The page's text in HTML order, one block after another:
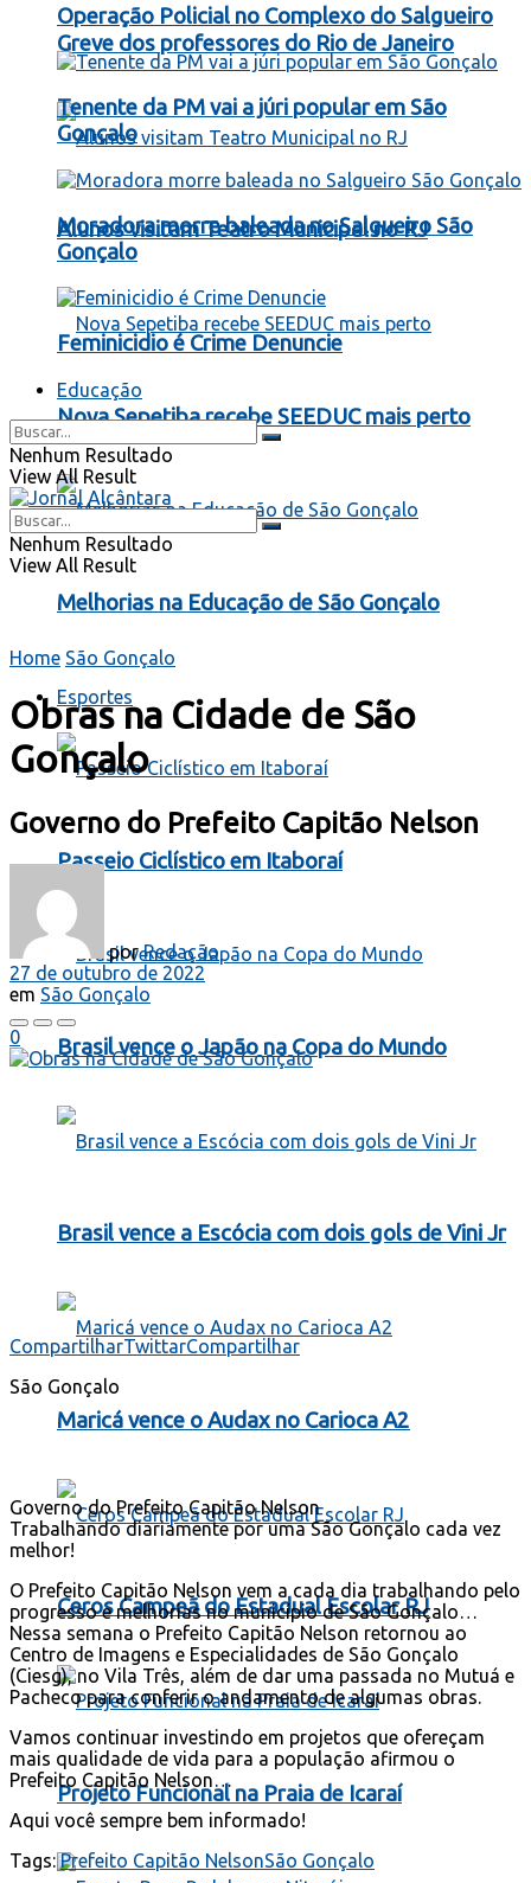
Greve dos professores do Rio de Janeiro
Alunos visitam Teatro Municipal no RJ
Nova Sepetiba recebe SEEDUC mais perto
Melhorias na Educação de São Gonçalo
Esportes
Passeio Ciclístico em Itaboraí
Brasil vence o Japão na Copa do Mundo
Brasil vence a Escócia com dois gols de Vini Jr
Maricá vence o Audax no Carioca A2
Ceros Campeã do Estadual Escolar RJ
Projeto Funcional na Praia de Icaraí
Operação Policial no Complexo do Salgueiro
Tenente da PM vai a júri popular em São
Gonçalo
Moradora morre baleada no Salgueiro São
Gonçalo
Feminicidio é Crime Denuncie
Educação
Nenhum Resultado
View All Result
Nenhum Resultado
View All Result
Home São Gonçalo
Obras na Cidade de São
Gonçalo
Governo do Prefeito Capitão Nelson
por Redação
27 de outubro de 2022
em São Gonçalo
0
CompartilharTwittarCompartilhar
São Gonçalo
Governo do Prefeito Capitão Nelson
Trabalhando diariamente por uma São Gonçalo cada vez
melhor!
O Prefeito Capitão Nelson vem a cada dia trabalhando pelo
progresso e melhorias no município de São Gonçalo…
Nessa semana o Prefeito Capitão Nelson retornou ao
Centro de Imagens e Especialidades de São Gonçalo
(Ciesg), no Vila Três, além de dar uma passada no Mutuá e
Pacheco para conferir o andamento de algumas obras.
Vamos continuar investindo em projetos que ofereçam
mais qualidade de vida para a população afirmou o
Prefeito Capitão Nelson…
Aqui você sempre bem informado!
Tags: Prefeito Capitão NelsonSão Gonçalo